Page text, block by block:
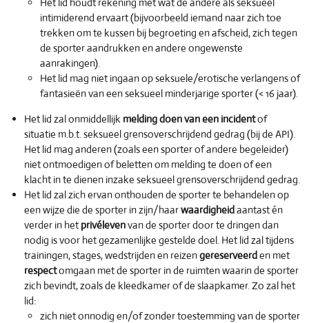
intimiderend ervaart (bijvoorbeeld iemand naar zich toe
trekken om te kussen bij begroeting en afscheid, zich tegen
de sporter aandrukken en andere ongewenste
aanrakingen).
Het lid mag niet ingaan op seksuele/erotische verlangens of
fantasieën van een seksueel minderjarige sporter (< 16 jaar).
Het lid zal onmiddellijk melding doen van een incidentof
situatie m.b.t. seksueel grensoverschrijdend gedrag (bij de API).
Het lid mag anderen (zoals een sporter of andere begeleider)
niet ontmoedigen of beletten om melding te doen of een
klacht in te dienen inzake seksueel grensoverschrijdend gedrag.
Het lid zal zich ervan onthouden de sporter te behandelen op
een wijze die de sporter in zijn/haarwaardigheidaantast én
verder in het privélevenvan de sporter door te dringen dan
nodig is voor het gezamenlijke gestelde doel. Het lid zal tijdens
trainingen, stages, wedstrijden en reizengereserveerden met
respectomgaan met de sporter in de ruimten waarin de sporter
zich bevindt, zoals de kleedkamer of de slaapkamer. Zo zal het
lid:
zich niet onnodig en/of zonder toestemming van de sporter